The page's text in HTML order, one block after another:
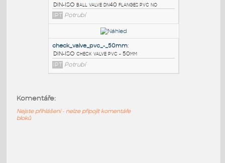
IPT Potrubí
diaphragm_valve_pvc_50mm
DIN-ISO diaphragm valve pvc 50mm
IPT Potrubí
DIN-ISO ball valve dn40 flanges pvc no
Komentáře:
Nejste přihlášeni - nelze připojit komentáře
bloků